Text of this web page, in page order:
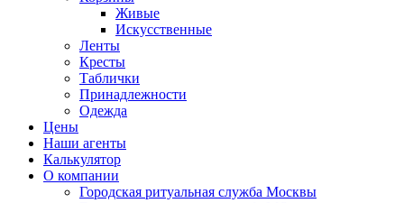
Живые
Искусственные
Ленты
Кресты
Таблички
Принадлежности
Одежда
Цены
Наши агенты
Калькулятор
О компании
Городская ритуальная служба Москвы